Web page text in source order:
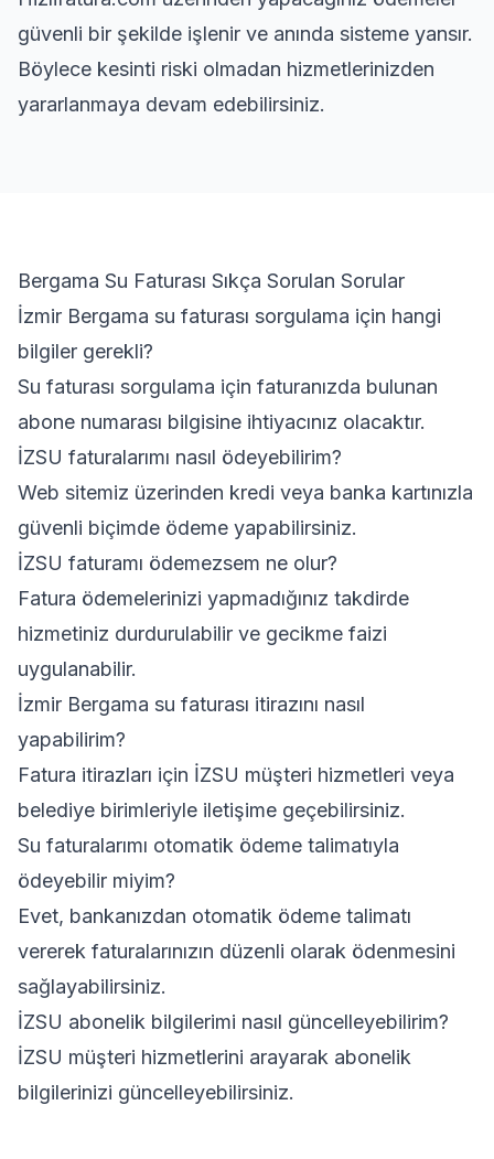
güvenli bir şekilde işlenir ve anında sisteme yansır.
Böylece kesinti riski olmadan hizmetlerinizden
yararlanmaya devam edebilirsiniz.
Bergama Su Faturası Sıkça Sorulan Sorular
İzmir Bergama su faturası sorgulama için hangi
bilgiler gerekli?
Su faturası sorgulama için faturanızda bulunan
abone numarası bilgisine ihtiyacınız olacaktır.
İZSU faturalarımı nasıl ödeyebilirim?
Web sitemiz üzerinden kredi veya banka kartınızla
güvenli biçimde ödeme yapabilirsiniz.
İZSU faturamı ödemezsem ne olur?
Fatura ödemelerinizi yapmadığınız takdirde
hizmetiniz durdurulabilir ve gecikme faizi
uygulanabilir.
İzmir Bergama su faturası itirazını nasıl
yapabilirim?
Fatura itirazları için İZSU müşteri hizmetleri veya
belediye birimleriyle iletişime geçebilirsiniz.
Su faturalarımı otomatik ödeme talimatıyla
ödeyebilir miyim?
Evet, bankanızdan otomatik ödeme talimatı
vererek faturalarınızın düzenli olarak ödenmesini
sağlayabilirsiniz.
İZSU abonelik bilgilerimi nasıl güncelleyebilirim?
İZSU müşteri hizmetlerini arayarak abonelik
bilgilerinizi güncelleyebilirsiniz.